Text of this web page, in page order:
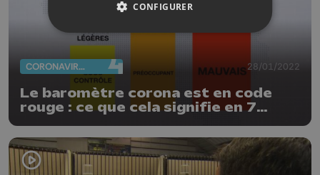
CORONAVIRUS 28/01/2022
Le baromètre corona est en code
rouge : ce que cela signifie en 7
CONFIGURER